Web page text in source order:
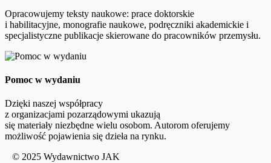
Opracowujemy teksty naukowe: prace doktorskie
i habilitacyjne, monografie naukowe, podręczniki akademickie i
specjalistyczne publikacje skierowane do pracowników przemysłu.
Pomoc w wydaniu
Dzięki naszej współpracy
z organizacjami pozarządowymi ukazują
się materiały niezbędne wielu osobom. Autorom oferujemy
możliwość pojawienia się dzieła na rynku.
© 2025 Wydawnictwo JAK